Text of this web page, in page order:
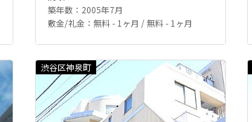
築年数：2005年7月
敷金/礼金：無料 - 1ヶ月 / 無料 - 1ヶ月
渋谷区神泉町